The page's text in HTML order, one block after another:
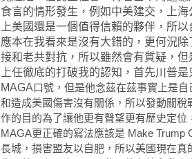
食言的情形發生，例如中美建交，上
上美國還是一個值得信賴的夥伴，所
應本在我看來是沒有大錯的，更何況
接和老共對抗，所以雖然會有質疑，
上任徹底的打破我的認知，首先川普
MAGA口號，但是他念茲在茲事實上是
和造成美國傷害沒有關係，所以發動關
作的目的為了讓他更有聲望更有歷史定
MAGA更正確的寫法應該是 Make Trump
長城，損害盟友以自肥，所以美國現在